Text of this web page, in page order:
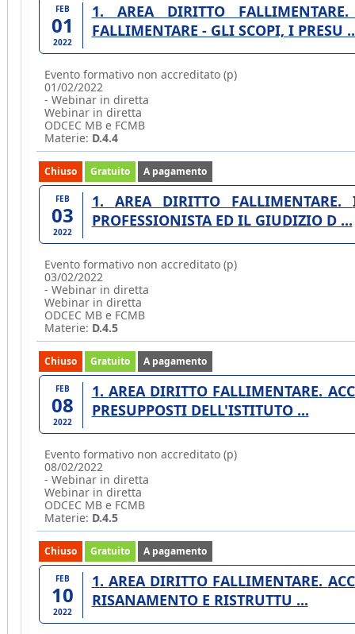
FEB
01
2022
1. AREA DIRITTO FALLIMENTARE. IL FALLIMENTO - 5. IL CONCORDATO
FALLIMENTARE - GLI SCOPI, I
Evento formativo non accreditato (p)
01/02/2022
- Webinar in diretta
Webinar in diretta
ODCEC MB e FCMB
Materie: D.4.4
Chiuso Gratuito A pagamento
FEB
03
2022
1. AREA DIRITTO FALLIMENTARE. IL FALLIMENTO - 6. LA RELAZIONE DEL
PROFESSIONISTA ED IL GIUDIZIO D ...
Evento formativo non accreditato (p)
03/02/2022
- Webinar in diretta
Webinar in diretta
ODCEC MB e FCMB
Materie: D.4.5
Chiuso Gratuito A pagamento
FEB
08
2022
1. AREA DIRITTO FALLIMENTARE. ACCORDI DI RISTRUTTURAZIONE - 7. NATURA E
PRESUPPOSTI DELL'ISTITUTO ...
Evento formativo non accreditato (p)
08/02/2022
- Webinar in diretta
Webinar in diretta
ODCEC MB e FCMB
Materie: D.4.5
Chiuso Gratuito A pagamento
FEB
10
2022
1. AREA DIRITTO FALLIMENTARE. ACCORDI DI RISTRUTTURAZIONE - 8. I PIANI DI
RISANAMENTO E RISTRUTTU ...